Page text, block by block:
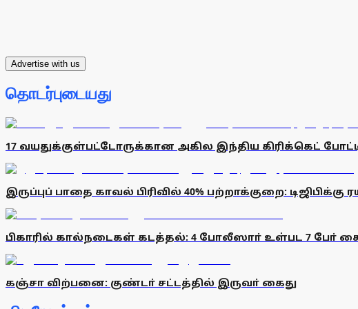
Advertise with us
தொடர்புடையது
17 வயதுக்குள்பட்டோருக்கான அகில இந்திய கிரிக்கெட்
இருப்புப் பாதை காவல் பிரிவில் 40% பற்றாக்குறை:
பிகாரில் கால்நடைகள் கடத்தல்: 4 போலீஸாா் உள்பட 7 போ்
கஞ்சா விற்பனை: குண்டா் சட்டத்தில் இருவா் கைது